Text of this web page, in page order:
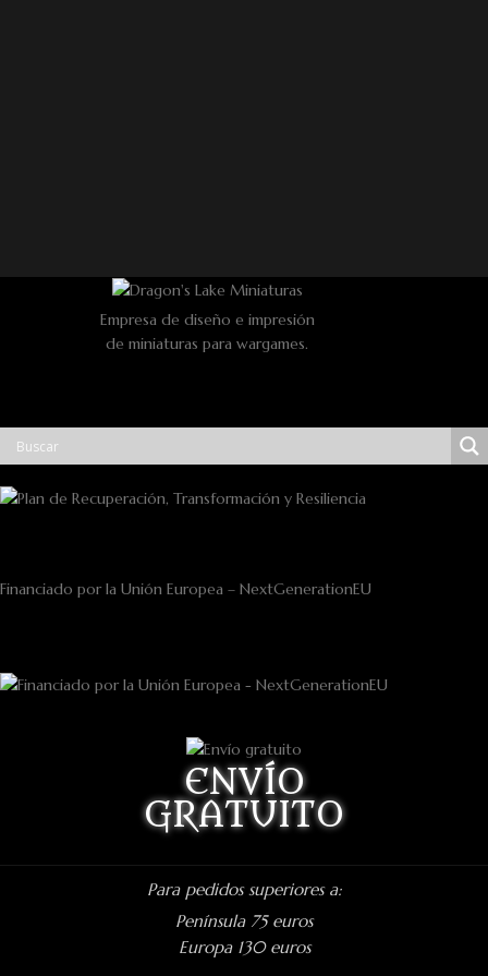
Empresa de diseño e impresión
de miniaturas para wargames.
Financiado por la Unión Europea – NextGenerationEU
ENVÍO
GRATUITO
Para pedidos superiores a:
Península 75 euros
Europa 130 euros